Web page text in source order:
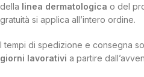
della linea dermatologica o del
gratuità si applica all’intero ordine.
I tempi di spedizione e consegna
giorni lavorativi a partire